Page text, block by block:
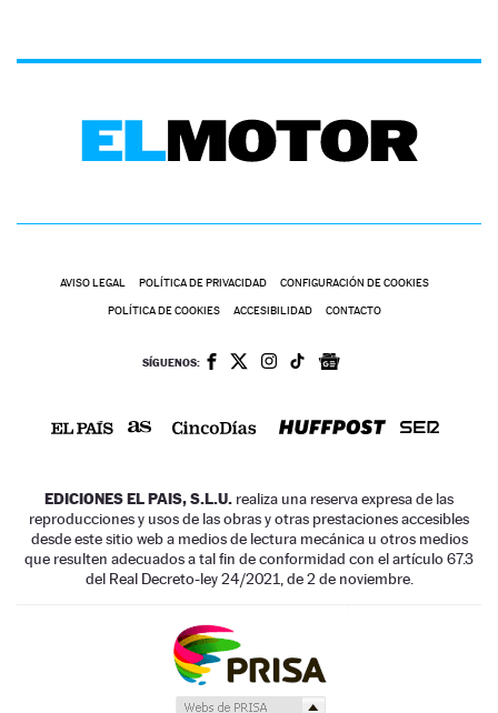
AVISO LEGAL POLÍTICA DE PRIVACIDAD CONFIGURACIÓN DE COOKIES
POLÍTICA DE COOKIES ACCESIBILIDAD CONTACTO
SÍGUENOS:
EDICIONES EL PAIS, S.L.U. realiza una reserva expresa de las
reproducciones y usos de las obras y otras prestaciones accesibles
desde este sitio web a medios de lectura mecánica u otros medios
que resulten adecuados a tal fin de conformidad con el artículo 67.3
del Real Decreto-ley 24/2021, de 2 de noviembre.